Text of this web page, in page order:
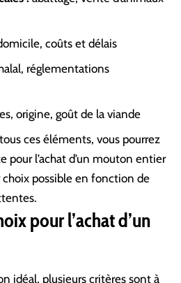
coûts et délais
réglementations
origine, goût de la viande
ces éléments, vous pourrez
pour l’achat d’un mouton entier
possible en fonction de
pour l’achat d’un
idéal, plusieurs critères sont à